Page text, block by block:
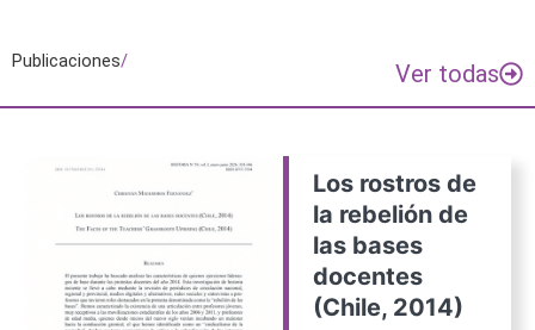
Publicaciones/ Ver todas
Los rostros de
la rebelión de
las bases
docentes
(Chile, 2014)